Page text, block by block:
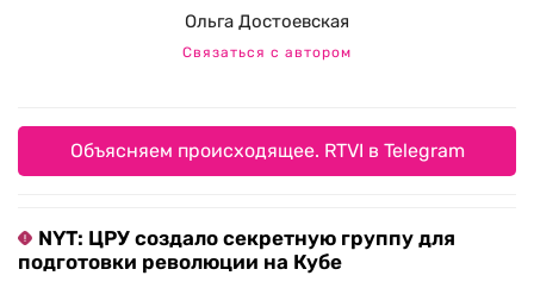
Ольга Достоевская
Связаться с автором
Объясняем происходящее. RTVI в Telegram
NYT: ЦРУ создало секретную группу для
подготовки революции на Кубе